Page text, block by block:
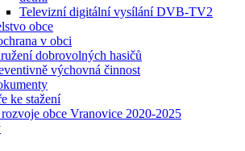
Televizní digitální vysílání DVB-TV2
obce
v obci
dobrovolných hasičů
výchovná činnost
ke stažení
obce Vranovice 2020-2025